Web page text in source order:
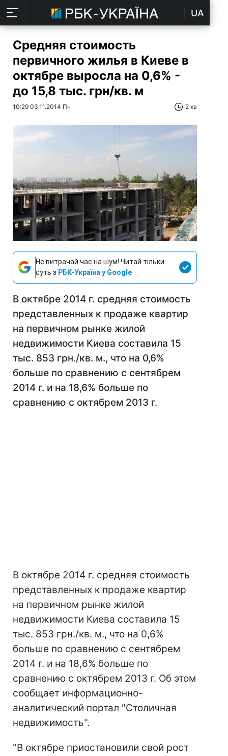
UA
Средняя стоимость
первичного жилья в Киеве в
октябре выросла на 0,6% -
до 15,8 тыс. грн/кв. м
10:29 03.11.2014 Пн 2 хв
Не витрачай час на шум! Читай тільки
суть з РБК-Україна у Google
В октябре 2014 г. средняя стоимость
представленных к продаже квартир
на первичном рынке жилой
недвижимости Киева составила 15
тыс. 853 грн./кв. м., что на 0,6%
больше по сравнению с сентябрем
2014 г. и на 18,6% больше по
сравнению с октябрем 2013 г.
В октябре 2014 г. средняя стоимость
представленных к продаже квартир
на первичном рынке жилой
недвижимости Киева составила 15
тыс. 853 грн./кв. м., что на 0,6%
больше по сравнению с сентябрем
2014 г. и на 18,6% больше по
сравнению с октябрем 2013 г. Об этом
сообщает информационно-
аналитический портал "Столичная
недвижимость".
"В октябре приостановили свой рост